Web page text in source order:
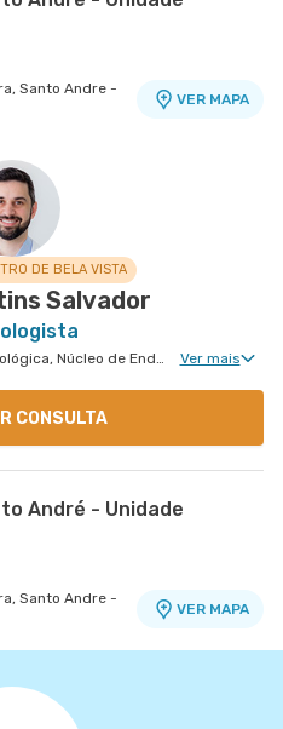
Santo Andre -
VER MAPA
nr. 229
Sao
DE BELA VISTA
Salvador
Ginecologia Clinica, Cirurgia Ginecológica, Núcleo de Endometriose, Miomatose Uterina(Miomas), Ginecologia Videohisteroscopia Ver mais
CONSULTA
André - Unidade
Santo Andre -
VER MAPA